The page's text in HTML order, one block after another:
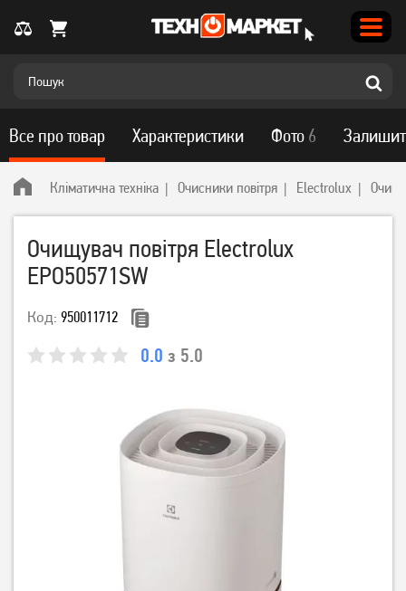
Кліматична техніка Очисники повітря Electrolux
Очищувач повітря Electrolux
EPO50571SW
Код: 950011712
0.0 з 5.0
Все про товар Характеристики Фото 6